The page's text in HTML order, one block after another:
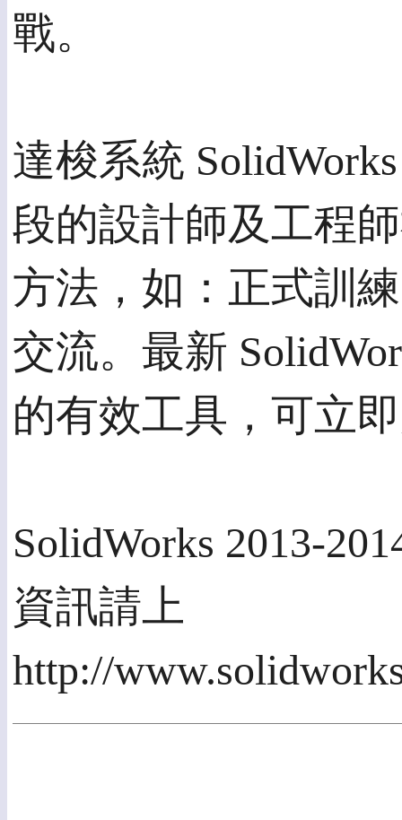
戰。
達梭系統
段的設計師及工程
方法，如：正式訓
交流。最新
的有效工具，可立
SolidWorks 2013-
資訊請上
http://